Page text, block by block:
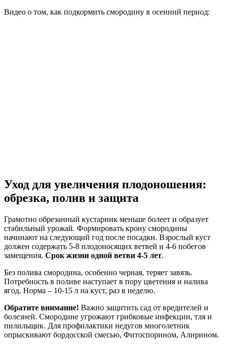
Видео о том, как подкормить смородину в осенний период:
Уход для увеличения плодоношения:
обрезка, полив и защита
Грамотно обрезанный кустарник меньше болеет и образует
стабильный урожай. Формировать крону смородины
начинают на следующий год после посадки. Взрослый куст
должен содержать 5-8 плодоносящих ветвей и 4-6 побегов
замещения. Срок жизни одной ветви 4-5 лет.
Без полива смородина, особенно черная, теряет завязь.
Потребность в поливе наступает в пору цветения и налива
ягод. Норма – 10-15 л на куст, раз в неделю.
Обратите внимание! Важно защитить сад от вредителей и
болезней. Смородине угрожают грибковые инфекции, тля и
пилильщик. Для профилактики недугов многолетник
опрыскивают бордосской смесью, Фитоспорином, Алирином.